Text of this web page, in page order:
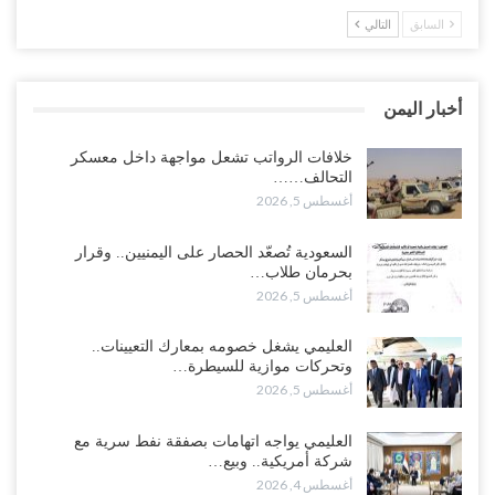
مدير مكتب العليمي يقدم استقالته.. والخلافات تعصف بالرئاسي وصراع
بالتهريب وعينه على المحافظ..!
أغسطس 4, 2026
تعيد تحشيد قواتها في أهم سواحل اليمن على البحر…
أغسطس 4, 2026
“الضالع“| حملة اجتثاث سعودية لأذرع الزبيدي من معقله الأبرز..!
أغسطس 4, 2026
“مقالات“| عِنْدَما يَغِيب الأَقربون.. وَتَضِيق بِلَاد الله الوَاسِعَة.. تَبْقَى صَنْعَاء
هِيَ الحِضْنُ الدَّافِئُ…
أغسطس 4, 2026
السابق التالي
أخبار اليمن
خلافات الرواتب تشعل مواجهة داخل معسكر
التحالف……
أغسطس 5, 2026
السعودية تُصعّد الحصار على اليمنيين.. وقرار
بحرمان طلاب…
أغسطس 5, 2026
العليمي يشغل خصومه بمعارك التعيينات..
وتحركات موازية للسيطرة…
أغسطس 5, 2026
العليمي يواجه اتهامات بصفقة نفط سرية مع
شركة أمريكية.. وبيع…
أغسطس 4, 2026